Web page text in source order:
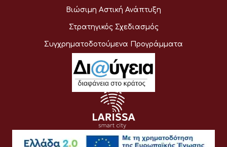
Βιώσιμη Αστική Ανάπτυξη
Στρατηγικός Σχεδιασμός
Συγχρηματοδοτούμενα Προγράμματα